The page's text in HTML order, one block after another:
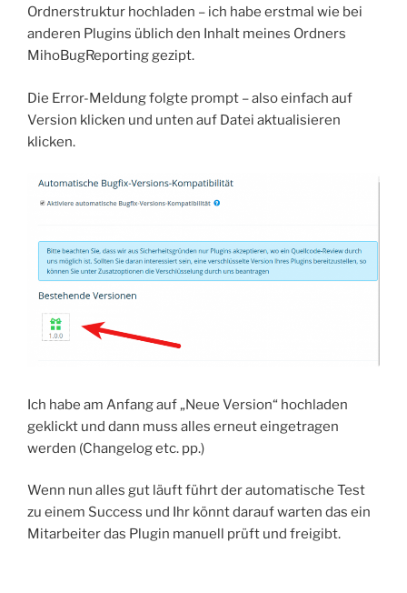
Ordnerstruktur hochladen – ich habe erstmal wie bei
anderen Plugins üblich den Inhalt meines Ordners
MihoBugReporting gezipt.
Die Error-Meldung folgte prompt – also einfach auf
Version klicken und unten auf Datei aktualisieren
klicken.
Ich habe am Anfang auf „Neue Version“ hochladen
geklickt und dann muss alles erneut eingetragen
werden (Changelog etc. pp.)
Wenn nun alles gut läuft führt der automatische Test
zu einem Success und Ihr könnt darauf warten das ein
Mitarbeiter das Plugin manuell prüft und freigibt.